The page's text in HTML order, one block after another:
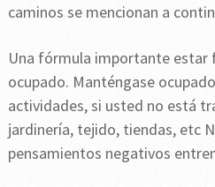
caminos se mencionan a
Una fórmula importante estar
ocupado. Manténgase
actividades, si usted no está
jardinería, tejido, tiendas, etc
pensamientos negativos